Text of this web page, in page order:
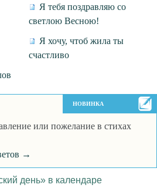
Я тебя поздравляю со
светлою Весною!
Я хочу, чтоб жила ты
счастливо
НОВИНКА
или пожелание в стихах
→
день» в календаре